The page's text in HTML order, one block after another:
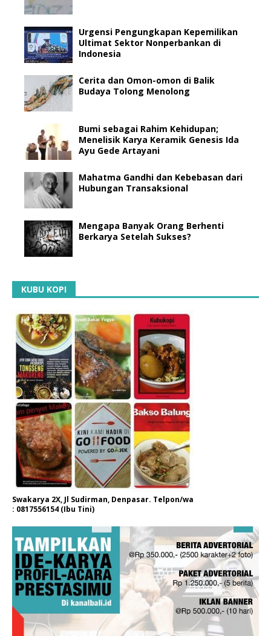
Urgensi Pengungkapan Kepemilikan
Ultimat Sektor Nonperbankan di
Indonesia
Cerita dan Omon-omon di Balik
Budaya Tolong Menolong
Bumi sebagai Rahim Kehidupan;
Menelisik Karya Keramik Genesis Ida
Ayu Gede Artayani
Mahatma Gandhi dan Kebebasan dari
Hubungan Transaksional
Mengapa Banyak Orang Berhenti
Berkarya Setelah Sukses?
KUBU KOPI
Swakarya 2X, Jl Sudirman, Denpasar. Telpon/wa
: 0817556154 (Ibu Tini)